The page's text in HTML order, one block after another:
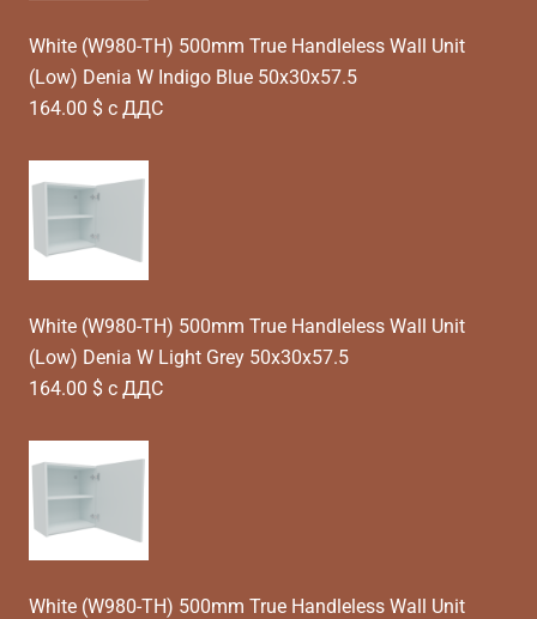
White (W980-TH) 500mm True Handleless Wall Unit
(Low) Denia W Indigo Blue 50x30x57.5
164.00 $ с ДДС
White (W980-TH) 500mm True Handleless Wall Unit
(Low) Denia W Light Grey 50x30x57.5
164.00 $ с ДДС
White (W980-TH) 500mm True Handleless Wall Unit